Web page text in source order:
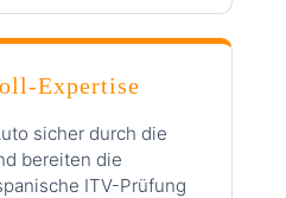
Expertise
sicher durch die
bereiten die
ITV-Prüfung